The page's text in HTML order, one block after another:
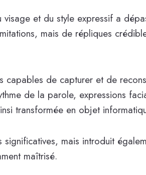
et du style expressif a
mais de répliques
capables de capturer et de
de la parole, expressions
transformée en objet
mais introduit
maîtrisé.